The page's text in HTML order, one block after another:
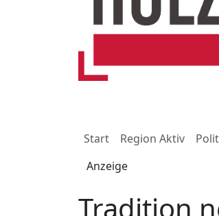
Start Region Aktiv
Anzeige
Tradition